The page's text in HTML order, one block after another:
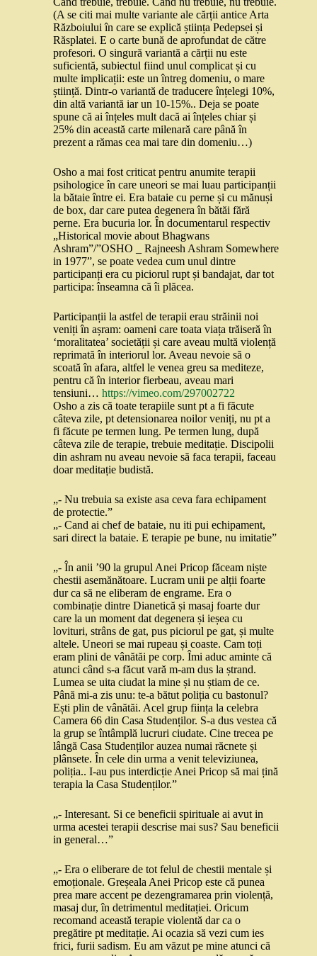
(A se citi mai multe variante ale cărții antice Arta
Războiului în care se explică știința Pedepsei și
Răsplatei. E o carte bună de aprofundat de către
profesori. O singură variantă a cărții nu este
suficientă, subiectul fiind unul complicat și cu
multe implicații: este un întreg domeniu, o mare
știință. Dintr-o variantă de traducere înțelegi 10%,
din altă variantă iar un 10-15%.. Deja se poate
spune că ai înțeles mult dacă ai înțeles chiar și
25% din această carte milenară care până în
prezent a rămas cea mai tare din domeniu…)
Osho a mai fost criticat pentru anumite terapii
psihologice în care uneori se mai luau participanții
la bătaie între ei. Era bataie cu perne și cu mănuși
de box, dar care putea degenera în bătăi fără
perne. Era bucuria lor. În documentarul respectiv
„Historical movie about Bhagwans
Ashram”/”OSHO _ Rajneesh Ashram Somewhere
in 1977”, se poate vedea cum unul dintre
participanți era cu piciorul rupt și bandajat, dar tot
participa: înseamna că îi plăcea.
Participanții la astfel de terapii erau străinii noi
veniți în așram: oameni care toata viața trăiseră în
‘moralitatea’ societății și care aveau multă violență
reprimată în interiorul lor. Aveau nevoie să o
scoată în afara, altfel le venea greu sa mediteze,
pentru că în interior fierbeau, aveau mari
tensiuni… https://vimeo.com/297002722
Osho a zis că toate terapiile sunt pt a fi făcute
câteva zile, pt detensionarea noilor veniți, nu pt a
fi făcute pe termen lung. Pe termen lung, după
câteva zile de terapie, trebuie meditație. Discipolii
din ashram nu aveau nevoie să faca terapii, faceau
doar meditație budistă.
„- Nu trebuia sa existe asa ceva fara echipament
de protectie.”
„- Cand ai chef de bataie, nu iti pui echipament,
sari direct la bataie. E terapie pe bune, nu imitatie”
„- În anii ’90 la grupul Anei Pricop făceam niște
chestii asemănătoare. Lucram unii pe alții foarte
dur ca să ne eliberam de engrame. Era o
combinație dintre Dianetică și masaj foarte dur
care la un moment dat degenera și ieșea cu
lovituri, strâns de gat, pus piciorul pe gat, și multe
altele. Uneori se mai rupeau și coaste. Cam toți
eram plini de vânătăi pe corp. Îmi aduc aminte că
atunci când s-a făcut vară m-am dus la ștrand.
Lumea se uita ciudat la mine și nu știam de ce.
Până mi-a zis unu: te-a bătut poliția cu bastonul?
Ești plin de vânătăi. Acel grup ființa la celebra
Camera 66 din Casa Studenților. S-a dus vestea că
la grup se întâmplă lucruri ciudate. Cine trecea pe
lângă Casa Studenților auzea numai răcnete și
plânsete. În cele din urma a venit televiziunea,
poliția.. I-au pus interdicție Anei Pricop să mai țină
terapia la Casa Studenților.”
„- Interesant. Si ce beneficii spirituale ai avut in
urma acestei terapii descrise mai sus? Sau beneficii
in general…”
„- Era o eliberare de tot felul de chestii mentale și
emoționale. Greșeala Anei Pricop este că punea
prea mare accent pe dezengramarea prin violență,
masaj dur, în detrimentul meditației. Oricum
recomand această terapie violentă dar ca o
pregătire pt meditație. Ai ocazia să vezi cum ies
frici, furii sadism. Eu am văzut pe mine atunci că